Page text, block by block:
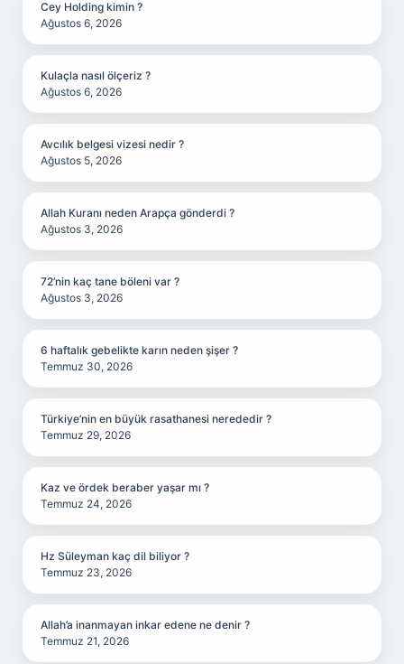
Cey Holding kimin ?
Ağustos 6, 2026
Kulaçla nasıl ölçeriz ?
Ağustos 6, 2026
Avcılık belgesi vizesi nedir ?
Ağustos 5, 2026
Allah Kuranı neden Arapça gönderdi ?
Ağustos 3, 2026
72’nin kaç tane böleni var ?
Ağustos 3, 2026
6 haftalık gebelikte karın neden şişer ?
Temmuz 30, 2026
Türkiye’nin en büyük rasathanesi nerededir ?
Temmuz 29, 2026
Kaz ve ördek beraber yaşar mı ?
Temmuz 24, 2026
Hz Süleyman kaç dil biliyor ?
Temmuz 23, 2026
Allah’a inanmayan inkar edene ne denir ?
Temmuz 21, 2026